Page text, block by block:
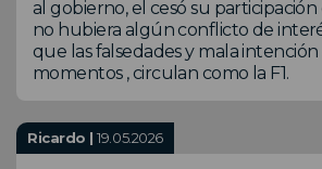
al gobierno, el cesó su
no hubiera algún conflicto de
que las falsedades y mala intención
momentos , circulan como la F1.
Ricardo |19.05.2026